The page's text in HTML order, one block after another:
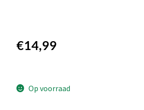
€14,99
Op voorraad